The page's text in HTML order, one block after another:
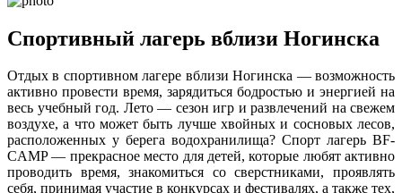
Спортивный лагерь вблизи Ногинска
Отдых в спортивном лагере вблизи Ногинска — возможность
активно провести время, зарядиться бодростью и энергией на
весь учебный год. Лето — сезон игр и развлечений на свежем
воздухе, а что может быть лучше хвойных и сосновых лесов,
расположенных у берега водохранилища? Спорт лагерь BF-
CAMP — прекрасное место для детей, которые любят активно
проводить время, знакомиться со сверстниками, проявлять
себя, принимая участие в конкурсах и фестивалях, а также тех,